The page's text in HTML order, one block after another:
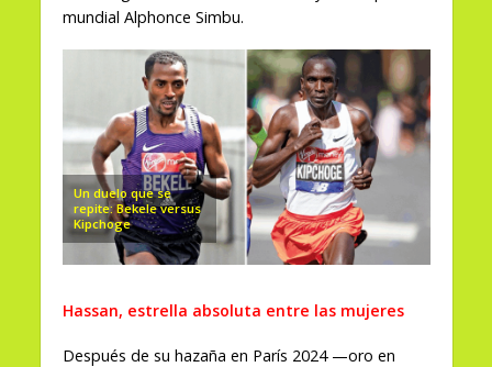
mundial Alphonce Simbu.
Un duelo que se
repite: Bekele versus
Kipchoge
Hassan, estrella absoluta entre las mujeres
Después de su hazaña en París 2024 —oro en